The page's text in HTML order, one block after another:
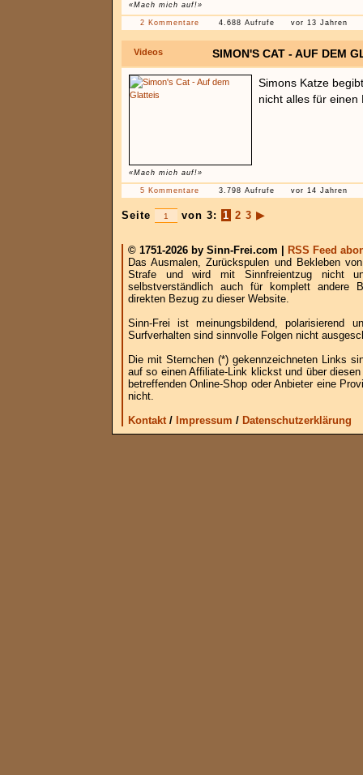
«Mach mich auf!»
2 Kommentare 4.688 Aufrufe vor 13 Jahren
Videos SIMON'S CAT - AUF DEM
«Mach mich auf!»
Simons Katze
nicht alles für einen
5 Kommentare 3.798 Aufrufe vor 14 Jahren
Seite von 3: 1 2 3 ▶
© 1751-2026 by Sinn-Frei.com |
RSS Feed
Das Ausmalen, Zurückspulen und Bekleben
Strafe und wird mit Sinnfreientzug nicht
selbstverständlich auch für komplett andere
direkten Bezug zu dieser Website.
Sinn-Frei ist meinungsbildend, polarisierend
Surfverhalten sind sinnvolle Folgen nicht
Die mit Sternchen (*) gekennzeichneten Links
auf so einen Affiliate-Link klickst und über
betreffenden Online-Shop oder Anbieter eine
nicht.
Kontakt/ Impressum / Datenschutzerklärung